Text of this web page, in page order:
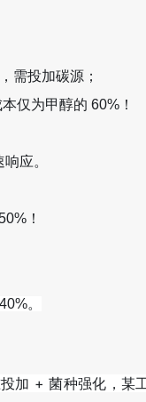
需投加碳源；
仅为甲醇的 60%！
应。
！
。
加 + 菌种强化，某